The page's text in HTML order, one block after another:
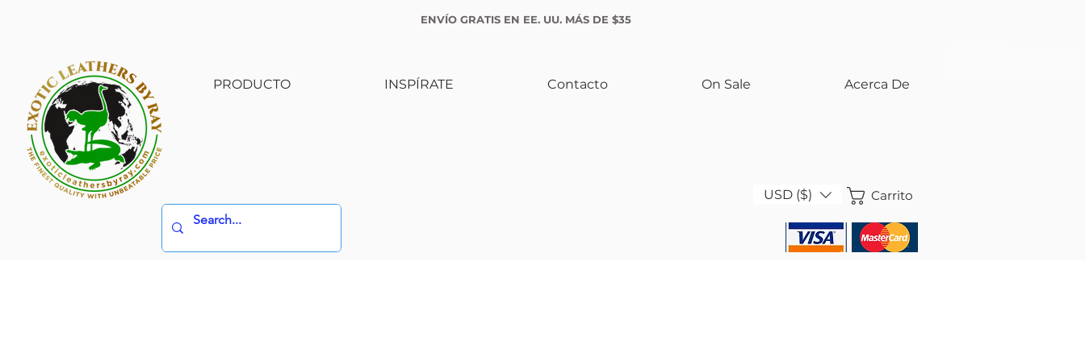
ENVÍO GRATIS EN EE. UU. MÁS DE $35
PRODUCTO INSPÍRATE Contacto On Sale Acerca De
USD ($) Carrito